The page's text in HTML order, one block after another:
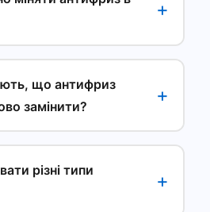
що антифриз
замінити?
різні типи